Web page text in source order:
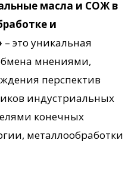
масла и СОЖ в
и
– это уникальная
мнениями,
перспектив
индустриальных
конечных
металлообработки